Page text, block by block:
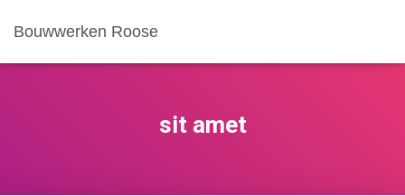
Bouwwerken Roose
sit amet